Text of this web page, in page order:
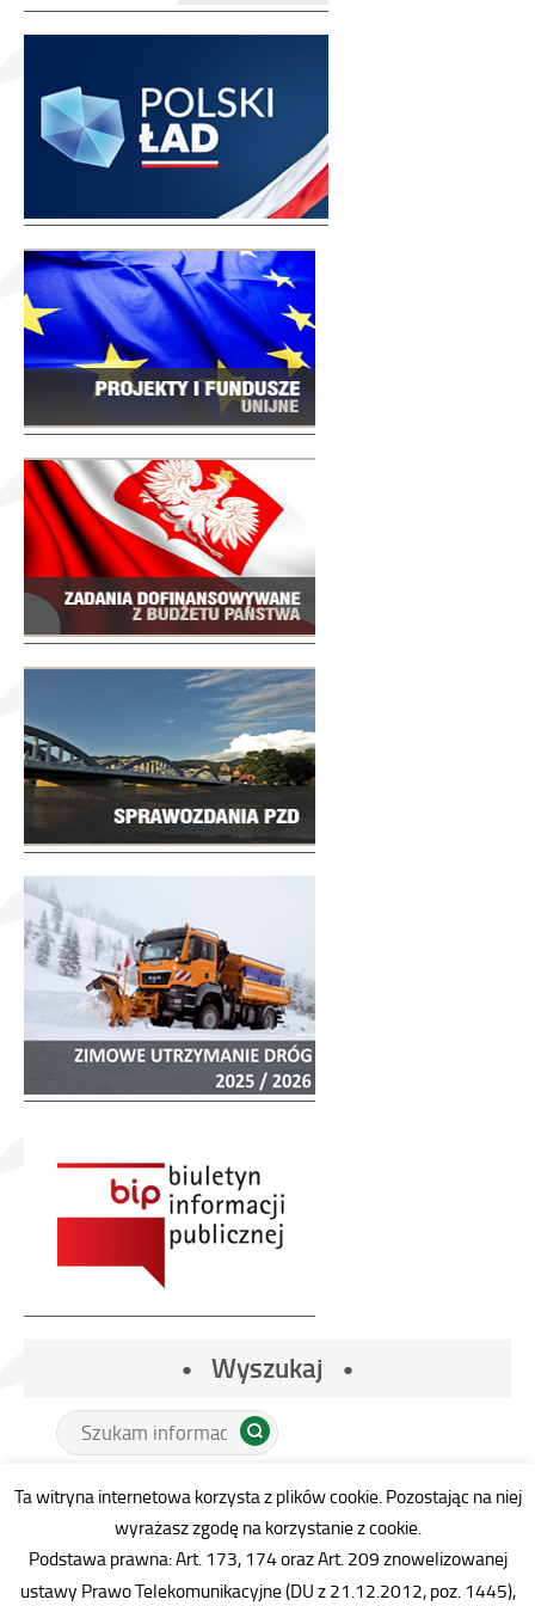
Wyszukaj
Tutaj
wpisz
frazę:
Ta witryna internetowa korzysta z plików cookie. Pozostając na niej
wyrażasz zgodę na korzystanie z cookie.
Podstawa prawna: Art. 173, 174 oraz Art. 209 znowelizowanej
ustawy Prawo Telekomunikacyjne (DU z 21.12.2012, poz. 1445),